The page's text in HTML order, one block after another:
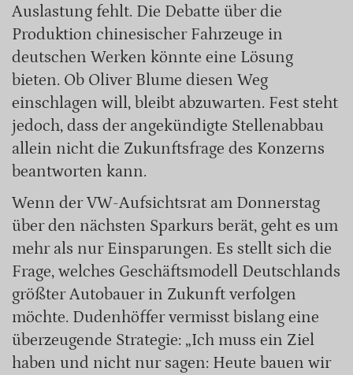
Auslastung fehlt. Die Debatte über die
Produktion chinesischer Fahrzeuge in
deutschen Werken könnte eine Lösung
bieten. Ob Oliver Blume diesen Weg
einschlagen will, bleibt abzuwarten. Fest steht
jedoch, dass der angekündigte Stellenabbau
allein nicht die Zukunftsfrage des Konzerns
beantworten kann.
Wenn der VW-Aufsichtsrat am Donnerstag
über den nächsten Sparkurs berät, geht es um
mehr als nur Einsparungen. Es stellt sich die
Frage, welches Geschäftsmodell Deutschlands
größter Autobauer in Zukunft verfolgen
möchte. Dudenhöffer vermisst bislang eine
überzeugende Strategie: „Ich muss ein Ziel
haben und nicht nur sagen: Heute bauen wir